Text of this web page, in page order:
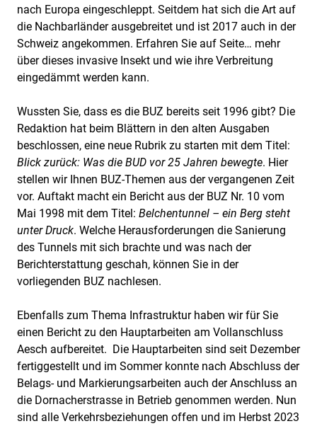
nach Europa eingeschleppt. Seitdem hat sich die Art auf
die Nachbarländer ausgebreitet und ist 2017 auch in der
Schweiz angekommen. Erfahren Sie auf Seite… mehr
über dieses invasive Insekt und wie ihre Verbreitung
eingedämmt werden kann.
Wussten Sie, dass es die BUZ bereits seit 1996 gibt? Die
Redaktion hat beim Blättern in den alten Ausgaben
beschlossen, eine neue Rubrik zu starten mit dem Titel:
Blick zurück: Was die BUD vor 25 Jahren bewegte. Hier
stellen wir Ihnen BUZ-Themen aus der vergangenen Zeit
vor. Auftakt macht ein Bericht aus der BUZ Nr. 10 vom
Mai 1998 mit dem Titel: Belchentunnel – ein Berg steht
unter Druck. Welche Herausforderungen die Sanierung
des Tunnels mit sich brachte und was nach der
Berichterstattung geschah, können Sie in der
vorliegenden BUZ nachlesen.
Ebenfalls zum Thema Infrastruktur haben wir für Sie
einen Bericht zu den Hauptarbeiten am Vollanschluss
Aesch aufbereitet. Die Hauptarbeiten sind seit Dezember
fertiggestellt und im Sommer konnte nach Abschluss der
Belags- und Markierungsarbeiten auch der Anschluss an
die Dornacherstrasse in Betrieb genommen werden. Nun
sind alle Verkehrsbeziehungen offen und im Herbst 2023